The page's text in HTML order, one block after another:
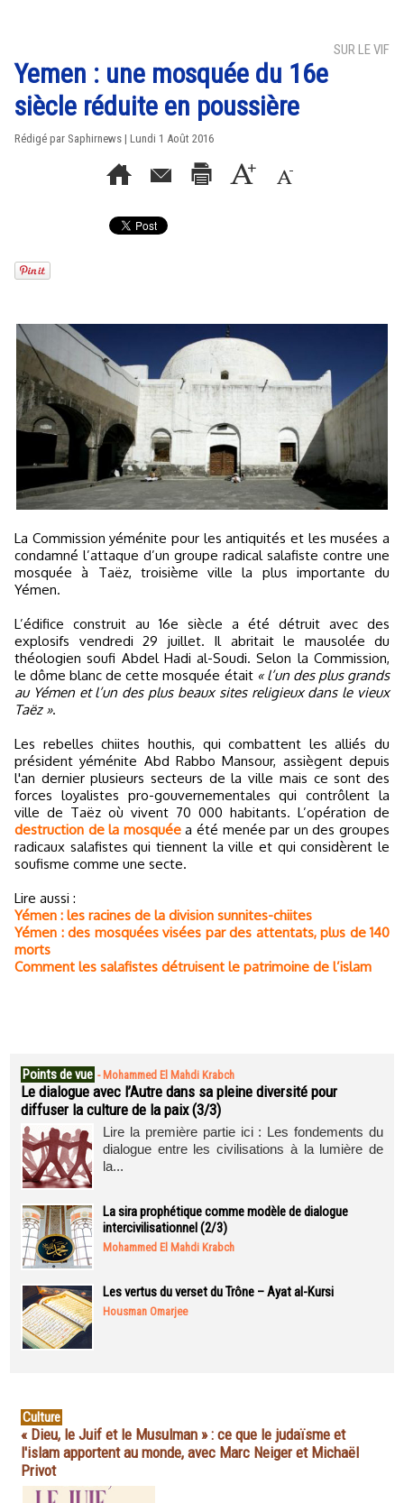
SUR LE VIF
Yemen : une mosquée du 16e
siècle réduite en poussière
Rédigé par Saphirnews | Lundi 1 Août 2016
La Commission yéménite pour les antiquités et les musées a
condamné l’attaque d’un groupe radical salafiste contre une
mosquée à Taëz, troisième ville la plus importante du
Yémen.
L’édifice construit au 16e siècle a été détruit avec des
explosifs vendredi 29 juillet. Il abritait le mausolée du
théologien soufi Abdel Hadi al-Soudi. Selon la Commission,
le dôme blanc de cette mosquée était « l’un des plus grands
au Yémen et l’un des plus beaux sites religieux dans le vieux
Taëz ».
Les rebelles chiites houthis, qui combattent les alliés du
président yéménite Abd Rabbo Mansour, assiègent depuis
l'an dernier plusieurs secteurs de la ville mais ce sont des
forces loyalistes pro-gouvernementales qui contrôlent la
ville de Taëz où vivent 70 000 habitants. L’opération de
destruction de la mosquéea été menée par un des groupes
radicaux salafistes qui tiennent la ville et qui considèrent le
soufisme comme une secte.
Lire aussi :
Yémen : les racines de la division sunnites-chiites
Yémen : des mosquées visées par des attentats, plus de 140
morts
Comment les salafistes détruisent le patrimoine de l’islam
Points de vue - Mohammed El Mahdi Krabch
Le dialogue avec l’Autre dans sa pleine diversité pour
diffuser la culture de la paix (3/3)
Lire la première partie ici : Les fondements du
dialogue entre les civilisations à la lumière de
la...
La sira prophétique comme modèle de dialogue
intercivilisationnel (2/3)
Mohammed El Mahdi Krabch
Les vertus du verset du Trône – Ayat al-Kursi
Housman Omarjee
Culture
« Dieu, le Juif et le Musulman » : ce que le judaïsme et
l'islam apportent au monde, avec Marc Neiger et Michaël
Privot